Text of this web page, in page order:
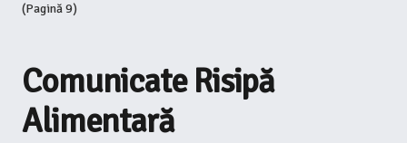
(Pagină 9)
Comunicate Risipă
Alimentară